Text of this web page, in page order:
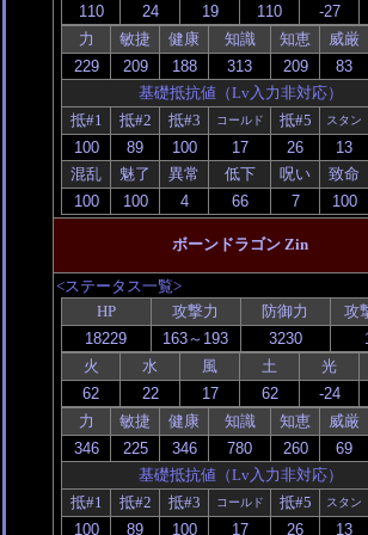
力 敏捷 健康 知識 知恵 威厳
基礎抵抗値（Lv入力非対応）
抵#1
抵#2 抵#3 コールド 抵#5 スタン
混乱 魅了 異常 低下 呪い 致命
ボーンドラゴン Zin
<ステータス一覧>
HP
攻撃力 防御力 攻
火 水 風 土 光
力 敏捷 健康 知識 知恵 威厳
基礎抵抗値（Lv入力非対応）
抵#1
抵#2 抵#3 コールド 抵#5 スタン